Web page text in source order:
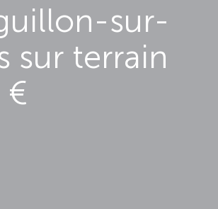
sur-
sur terrain
€